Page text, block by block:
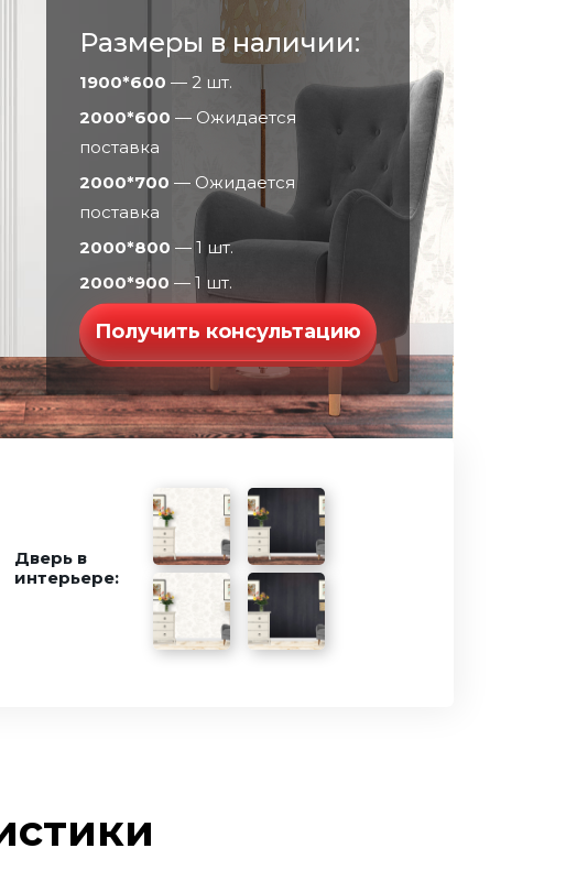
Размеры в наличии:
1900*600 — 2 шт.
2000*600 — Ожидается
поставка
2000*700 — Ожидается
поставка
2000*800 — 1 шт.
2000*900 — 1 шт.
Получить консультацию
Дверь в
интерьере: